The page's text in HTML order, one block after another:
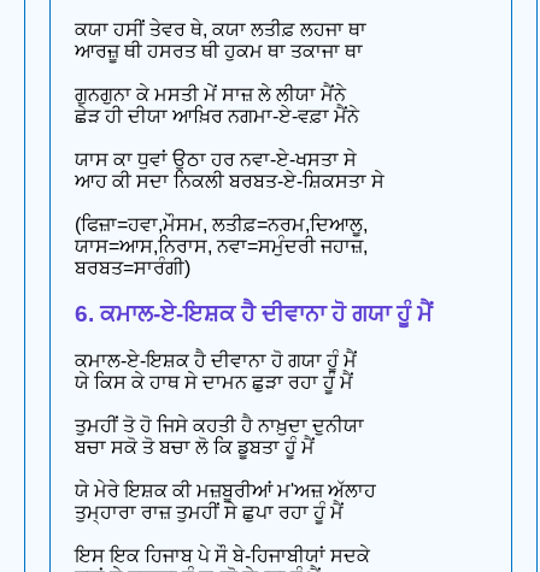
ਕਯਾ ਹਸੀਂ ਤੇਵਰ ਥੇ, ਕਯਾ ਲਤੀਫ਼ ਲਹਜਾ ਥਾ
ਆਰਜ਼ੂ ਥੀ ਹਸਰਤ ਥੀ ਹੁਕਮ ਥਾ ਤਕਾਜਾ ਥਾ
ਗੁਨਗੁਨਾ ਕੇ ਮਸਤੀ ਮੇਂ ਸਾਜ਼ ਲੇ ਲੀਯਾ ਮੈਂਨੇ
ਛੇੜ ਹੀ ਦੀਯਾ ਆਖ਼ਿਰ ਨਗਮਾ-ਏ-ਵਫ਼ਾ ਮੈਂਨੇ
ਯਾਸ ਕਾ ਧੁਵਾਂ ਉਠਾ ਹਰ ਨਵਾ-ਏ-ਖਸਤਾ ਸੇ
ਆਹ ਕੀ ਸਦਾ ਨਿਕਲੀ ਬਰਬਤ-ਏ-ਸ਼ਿਕਸਤਾ ਸੇ
(ਫਿਜ਼ਾ=ਹਵਾ,ਮੌਸਮ, ਲਤੀਫ਼=ਨਰਮ,ਦਿਆਲੂ,
ਯਾਸ=ਆਸ,ਨਿਰਾਸ, ਨਵਾ=ਸਮੁੰਦਰੀ ਜਹਾਜ਼,
ਬਰਬਤ=ਸਾਰੰਗੀ)
6. ਕਮਾਲ-ਏ-ਇਸ਼ਕ ਹੈ ਦੀਵਾਨਾ ਹੋ ਗਯਾ ਹੂੰ ਮੈਂ
ਕਮਾਲ-ਏ-ਇਸ਼ਕ ਹੈ ਦੀਵਾਨਾ ਹੋ ਗਯਾ ਹੂੰ ਮੈਂ
ਯੇ ਕਿਸ ਕੇ ਹਾਥ ਸੇ ਦਾਮਨ ਛੁੜਾ ਰਹਾ ਹੂੰ ਮੈਂ
ਤੁਮਹੀਂ ਤੋ ਹੋ ਜਿਸੇ ਕਹਤੀ ਹੈ ਨਾਖ਼ੁਦਾ ਦੁਨੀਯਾ
ਬਚਾ ਸਕੋ ਤੋ ਬਚਾ ਲੋ ਕਿ ਡੂਬਤਾ ਹੂੰ ਮੈਂ
ਯੇ ਮੇਰੇ ਇਸ਼ਕ ਕੀ ਮਜ਼ਬੂਰੀਆਂ ਮ'ਅਜ਼ ਅੱਲਾਹ
ਤੁਮ੍ਹਾਰਾ ਰਾਜ਼ ਤੁਮਹੀਂ ਸੇ ਛੁਪਾ ਰਹਾ ਹੂੰ ਮੈਂ
ਇਸ ਇਕ ਹਿਜਾਬ ਪੇ ਸੌ ਬੇ-ਹਿਜਾਬੀਯਾਂ ਸਦਕੇ